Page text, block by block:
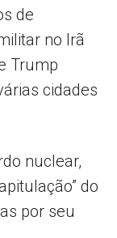
de
no Irã
Trump
cidades
nuclear,
do
por seu